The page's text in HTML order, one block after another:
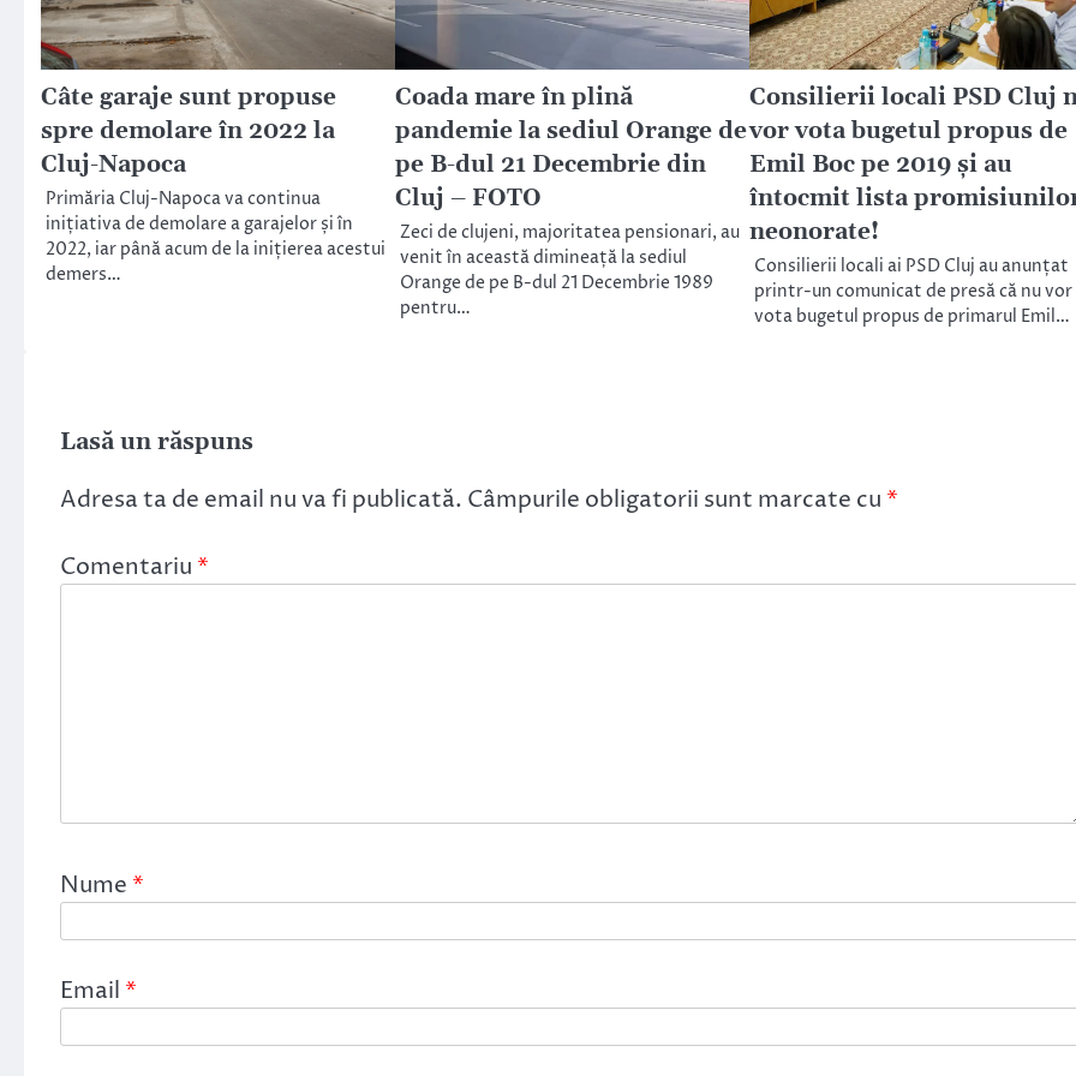
Câte garaje sunt propuse
spre demolare în 2022 la
Cluj-Napoca
Primăria Cluj-Napoca va continua
inițiativa de demolare a garajelor și în
2022, iar până acum de la inițierea acestui
demers…
Coada mare în plină
pandemie la sediul Orange de
pe B-dul 21 Decembrie din
Cluj – FOTO
Zeci de clujeni, majoritatea pensionari, au
venit în această dimineață la sediul
Orange de pe B-dul 21 Decembrie 1989
pentru…
Consilierii locali PSD Cluj
vor vota bugetul propus de
Emil Boc pe 2019 și au
întocmit lista
neonorate!
Consilierii locali ai PSD Cluj au anunțat
printr-un comunicat de presă că nu vor
vota bugetul propus de primarul Emil…
Lasă un răspuns
Adresa ta de email nu va fi publicată. Câmpurile obligatorii sunt marcate cu *
Comentariu *
Nume *
Email *